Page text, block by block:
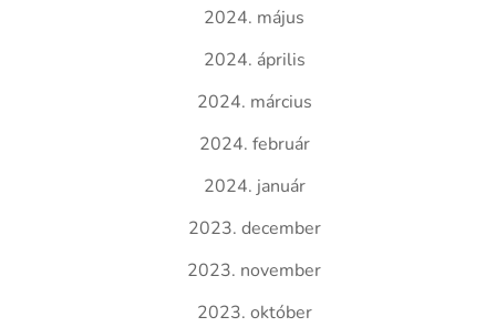
2024. május
2024. április
2024. március
2024. február
2024. január
2023. december
2023. november
2023. október